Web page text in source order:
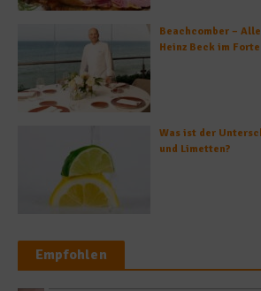
Beachcomber –
Heinz Beck im
Was ist der
und Limetten?
Empfohlen